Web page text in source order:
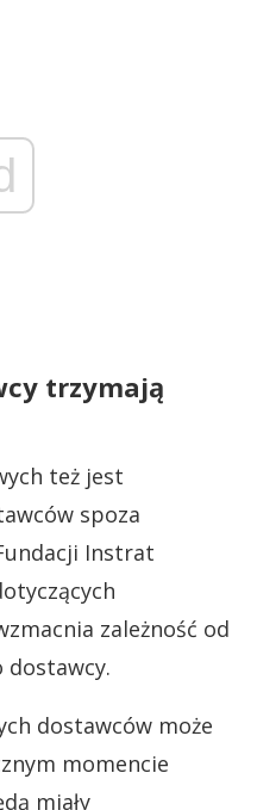
trzymają
też jest
spoza
Instrat
zależność od
dostawcy.
dostawców może
momencie
miały